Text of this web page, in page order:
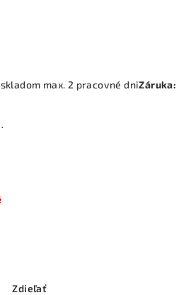
max. 2 pracovné dniZáruka:
Zdieľať